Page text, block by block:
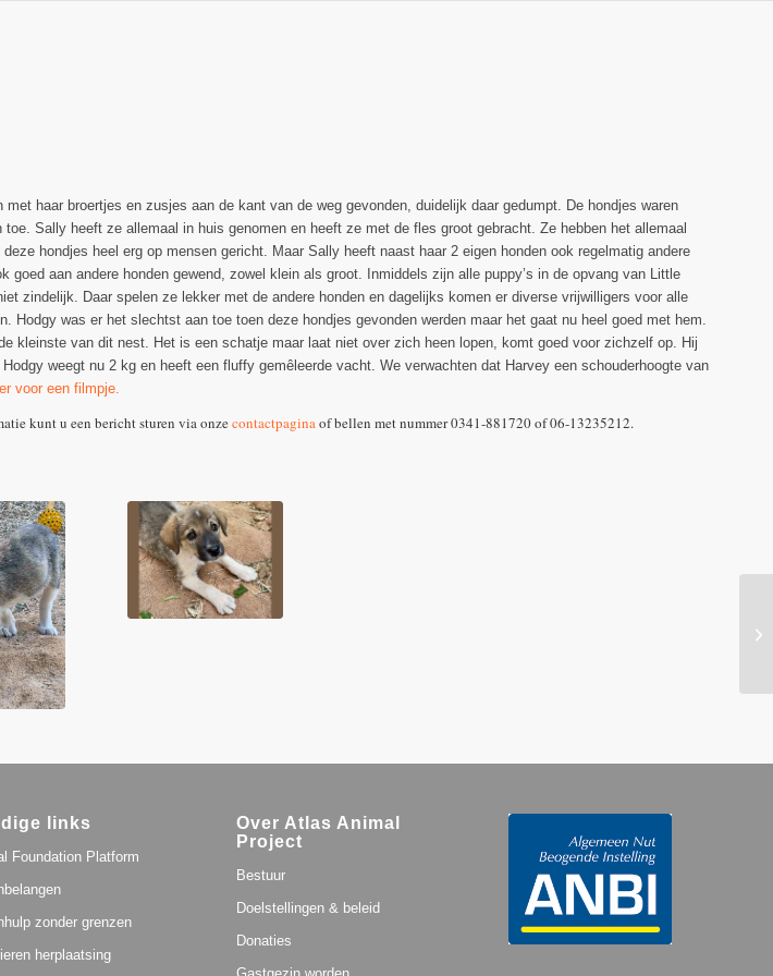
haar broertjes en zusjes aan de kant van de weg gevonden, duidelijk daar gedumpt. De hondjes waren
Sally heeft ze allemaal in huis genomen en heeft ze met de fles groot gebracht. Ze hebben het allemaal
hondjes heel erg op mensen gericht. Maar Sally heeft naast haar 2 eigen honden ook regelmatig andere
goed aan andere honden gewend, zowel klein als groot. Inmiddels zijn alle puppy’s in de opvang van Little
zindelijk. Daar spelen ze lekker met de andere honden en dagelijks komen er diverse vrijwilligers voor alle
Hodgy was er het slechtst aan toe toen deze hondjes gevonden werden maar het gaat nu heel goed met hem.
kleinste van dit nest. Het is een schatje maar laat niet over zich heen lopen, komt goed voor zichzelf op. Hij
weegt nu 2 kg en heeft een fluffy gemêleerde vacht. We verwachten dat Harvey een schouderhoogte van
voor een filmpje.
kunt u een bericht sturen via onzecontactpaginaof bellen met nummer 0341-881720 of 06-13235212.
links
Foundation Platform
zonder grenzen
herplaatsing
Over Atlas Animal
Project
Bestuur
Doelstellingen & beleid
Donaties